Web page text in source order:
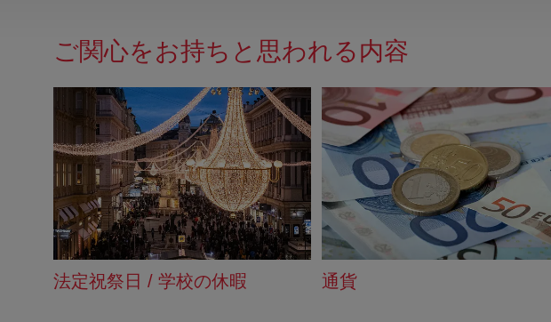
ド
バ
ッ
ク
ご関心をお持ちと思われる内容
法定祝祭日 / 学校の休暇 通貨